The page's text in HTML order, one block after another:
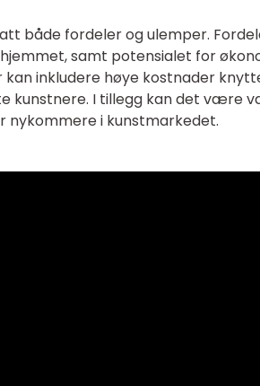
både fordeler og ulemper.
samt potensialet for
kan inkludere høye kostnader
kunstnere. I tillegg kan det være
nykommere i kunstmarkedet.